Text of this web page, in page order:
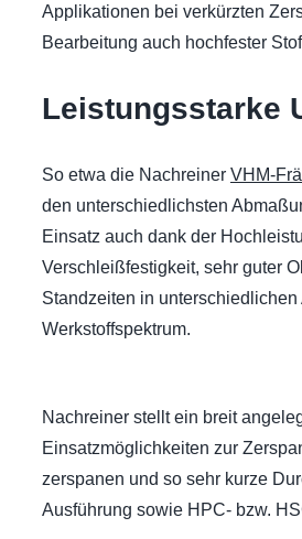
Applikationen bei ver­kürzten
Bearbeitung auch hochfester
Leistungsstarke
So etwa die Nachreiner VHM-
den unterschiedlichsten
Einsatz auch dank der
Verschleißfestigkeit, sehr guter
Standzeiten in
Werkstoffspektrum.
Nachreiner stellt ein breit
Einsatzmöglichkeiten zur
zerspanen und so sehr kurze
Ausführung sowie HPC- bzw.